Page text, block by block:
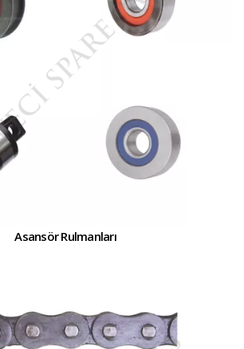
Asansör Rulmanları